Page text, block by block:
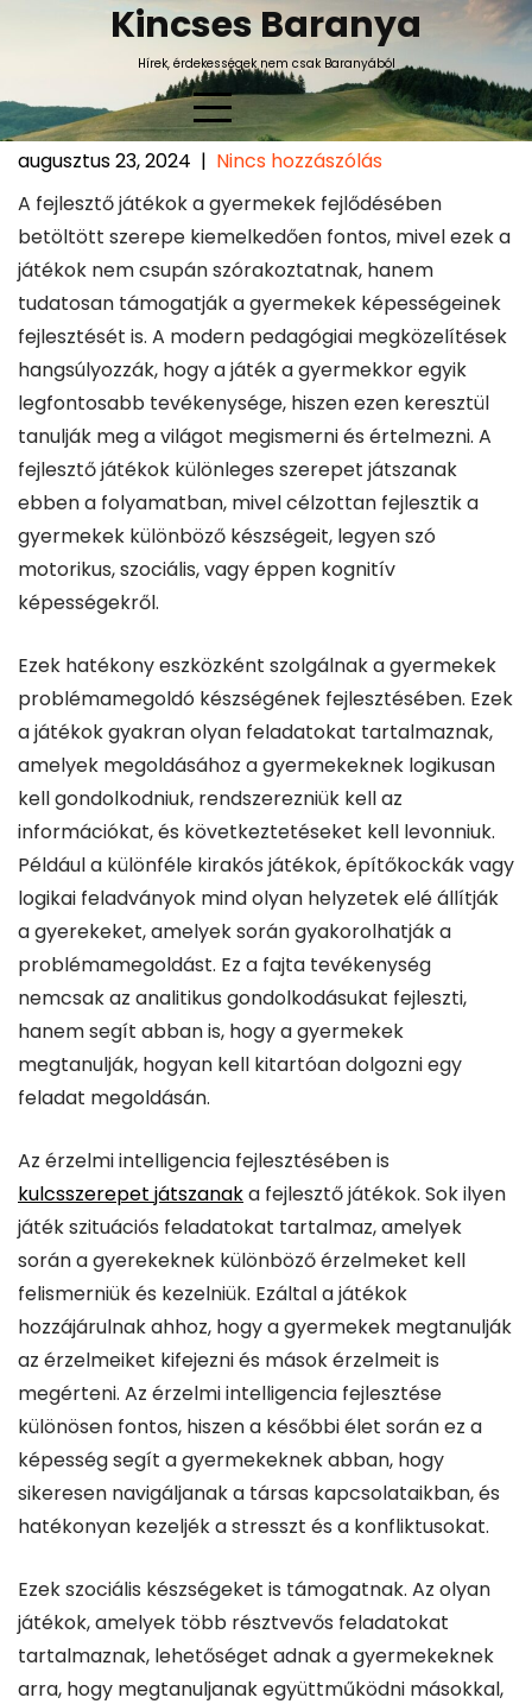
Kincses Baranya
Hírek, érdekességek nem csak Baranyából
Fejlesztő játékok szerepe a
gyermekek kognitív és érzelmi
fejlődésében
augusztus 23, 2024 | Nincs hozzászólás
A fejlesztő játékok a gyermekek fejlődésében
betöltött szerepe kiemelkedően fontos, mivel ezek a
játékok nem csupán szórakoztatnak, hanem
tudatosan támogatják a gyermekek képességeinek
fejlesztését is. A modern pedagógiai megközelítések
hangsúlyozzák, hogy a játék a gyermekkor egyik
legfontosabb tevékenysége, hiszen ezen keresztül
tanulják meg a világot megismerni és értelmezni. A
fejlesztő játékok különleges szerepet játszanak
ebben a folyamatban, mivel célzottan fejlesztik a
gyermekek különböző készségeit, legyen szó
motorikus, szociális, vagy éppen kognitív
képességekről.
Ezek hatékony eszközként szolgálnak a gyermekek
problémamegoldó készségének fejlesztésében. Ezek
a játékok gyakran olyan feladatokat tartalmaznak,
amelyek megoldásához a gyermekeknek logikusan
kell gondolkodniuk, rendszerezniük kell az
információkat, és következtetéseket kell levonniuk.
Például a különféle kirakós játékok, építőkockák vagy
logikai feladványok mind olyan helyzetek elé állítják
a gyerekeket, amelyek során gyakorolhatják a
problémamegoldást. Ez a fajta tevékenység
nemcsak az analitikus gondolkodásukat fejleszti,
hanem segít abban is, hogy a gyermekek
megtanulják, hogyan kell kitartóan dolgozni egy
feladat megoldásán.
Az érzelmi intelligencia fejlesztésében is
kulcsszerepet játszanaka fejlesztő játékok. Sok ilyen
játék szituációs feladatokat tartalmaz, amelyek
során a gyerekeknek különböző érzelmeket kell
felismerniük és kezelniük. Ezáltal a játékok
hozzájárulnak ahhoz, hogy a gyermekek megtanulják
az érzelmeiket kifejezni és mások érzelmeit is
megérteni. Az érzelmi intelligencia fejlesztése
különösen fontos, hiszen a későbbi élet során ez a
képesség segít a gyermekeknek abban, hogy
sikeresen navigáljanak a társas kapcsolataikban, és
hatékonyan kezeljék a stresszt és a konfliktusokat.
Ezek szociális készségeket is támogatnak. Az olyan
játékok, amelyek több résztvevős feladatokat
tartalmaznak, lehetőséget adnak a gyermekeknek
arra, hogy megtanuljanak együttműködni másokkal,